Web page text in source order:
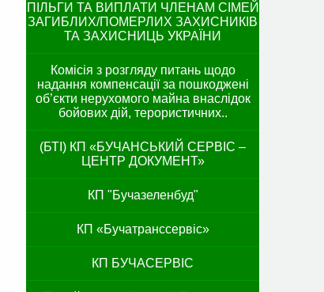
ПІЛЬГИ ТА ВИПЛАТИ ЧЛЕНАМ СІМЕЙ
ЗАГИБЛИХ/ПОМЕРЛИХ ЗАХИСНИКІВ
ТА ЗАХИСНИЦЬ УКРАЇНИ
Комісія з розгляду питань щодо
надання компенсації за пошкоджені
об’єкти нерухомого майна внаслідок
бойових дій, терористичних..
(БТІ) КП «БУЧАНСЬКИЙ СЕРВІС –
ЦЕНТР ДОКУМЕНТ»
КП "Бучазеленбуд"
КП «Бучатранссервіс»
КП БУЧАСЕРВІС